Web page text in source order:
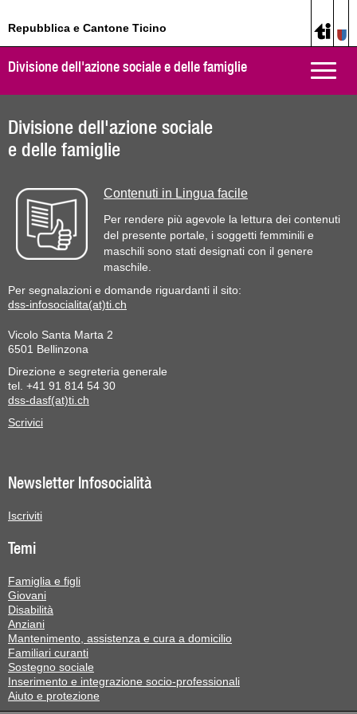
Repubblica e Cantone Ticino
Toggle
Divisione dell'azione sociale e delle famiglie
Divisione dell'azione sociale
e delle famiglie
Contenuti in Lingua facile
Per rendere più agevole la lettura dei contenuti
del presente portale, i soggetti femminili e
maschili sono stati designati con il genere
maschile.
Per segnalazioni e domande riguardanti il sito:
dss-infosocialita(at)ti.ch
Vicolo Santa Marta 2
6501 Bellinzona
Direzione e segreteria generale
tel. +41 91 814 54 30
dss-dasf(at)ti.ch
Scrivici
Newsletter Infosocialità
Iscriviti
Temi
Famiglia e figli
Giovani
Disabilità
Anziani
Mantenimento, assistenza e cura a domicilio
Familiari curanti
Sostegno sociale
Inserimento e integrazione socio-professionali
Aiuto e protezione